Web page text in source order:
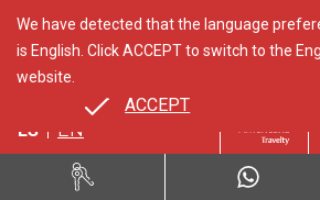
ES EN
We have detected that the language
is English. Click ACCEPT to switch to the
website.
ACCEPT